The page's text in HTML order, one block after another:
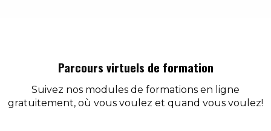
Parcours virtuels de formation
Suivez nos modules de formations en ligne
gratuitement, où vous voulez et quand vous voulez!